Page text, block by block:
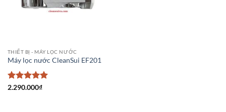
THIẾT BỊ - MÁY LỌC NƯỚC
Máy lọc nước CleanSui EF201
Được xếp
2.290.000₫